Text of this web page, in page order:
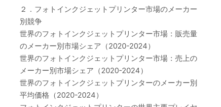
２．フォトインクジェットプリンター市場のメーカー
別競争
世界のフォトインクジェットプリンター市場：販売量
のメーカー別市場シェア（2020-2024）
世界のフォトインクジェットプリンター市場：売上の
メーカー別市場シェア（2020-2024）
世界のフォトインクジェットプリンターのメーカー別
平均価格（2020-2024）